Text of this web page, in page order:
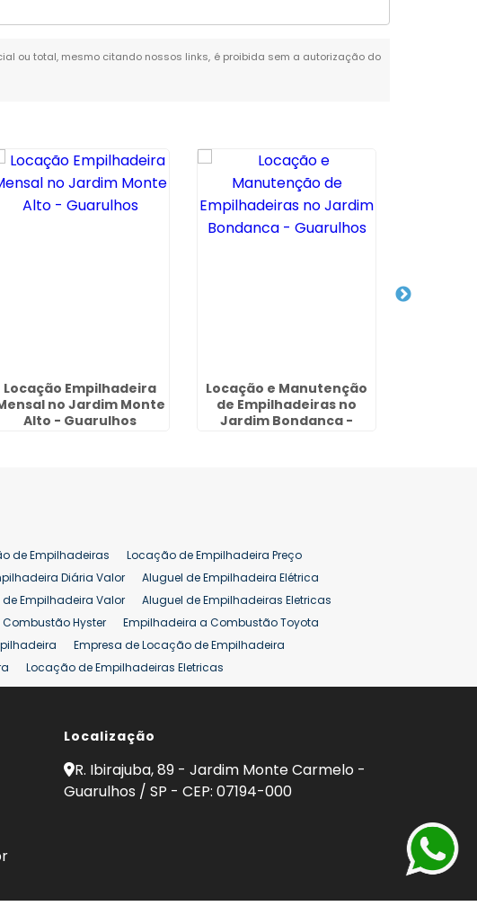
ou total, mesmo citando nossos links, é proibida sem a autorização do
Locação Empilhadeira
no Jardim Monte
Alto - Guarulhos
Locação e Manutenção
de Empilhadeiras no
Jardim Bondanca -
de Empilhadeiras
Locação de Empilhadeira Preço
Diária Valor
Aluguel de Empilhadeira Elétrica
de Empilhadeira Valor
Aluguel de Empilhadeiras Eletricas
Hyster
Empilhadeira a Combustão Toyota
Empresa de Locação de Empilhadeira
Locação de Empilhadeiras Eletricas
Manutenção de Empilhadeiras
Comprar Empilhadeira Hyster
25 ton Venda Empilhadeiras 25 ton
Localização
R. Ibirajuba, 89 - Jardim Monte Carmelo -
Guarulhos / SP - CEP: 07194-000